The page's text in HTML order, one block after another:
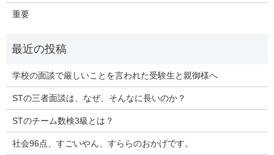
重要
学校の面談で厳しいことを言われた受験生と親御様へ
STの三者面談は、なぜ、そんなに長いのか？
STのチーム数検3級とは？
社会96点、すごいやん、すららのおかげです。